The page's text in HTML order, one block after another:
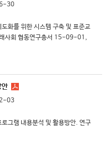
30
를 위한 시스템 구축 및 표준교
래사회 협동연구총서 15-09-01,
안
03
램 내용분석 및 활용방안. 연구